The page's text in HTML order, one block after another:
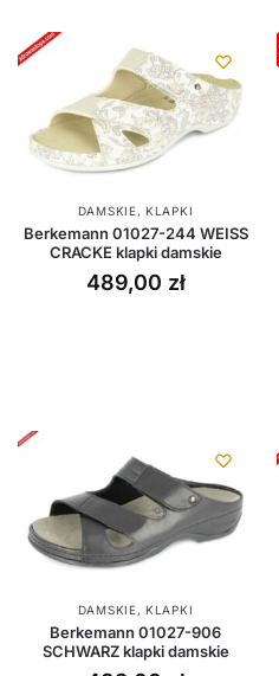
DAMSKIE,KLAPKI
Berkemann 01027-244 WEISS
CRACKE klapki damskie
489,00 zł
DAMSKIE,KLAPKI
Berkemann 01027-906
SCHWARZ klapki damskie